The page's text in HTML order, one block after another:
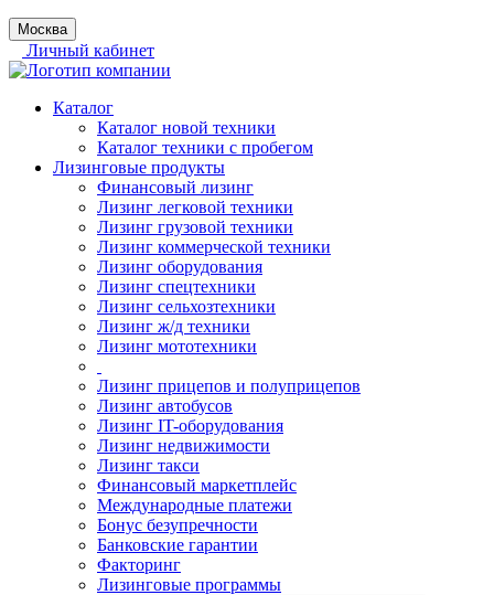
Москва
Личный кабинет
Каталог
Каталог новой техники
Каталог техники с пробегом
Лизинговые продукты
Финансовый лизинг
Лизинг легковой техники
Лизинг грузовой техники
Лизинг коммерческой техники
Лизинг оборудования
Лизинг спецтехники
Лизинг сельхозтехники
Лизинг ж/д техники
Лизинг мототехники
Лизинг прицепов и полуприцепов
Лизинг автобусов
Лизинг IT-оборудования
Лизинг недвижимости
Лизинг такси
Финансовый маркетплейс
Международные платежи
Бонус безупречности
Банковские гарантии
Факторинг
Лизинговые программы